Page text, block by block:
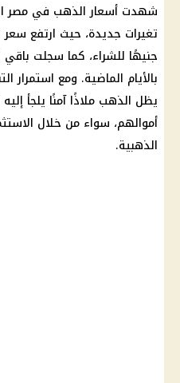
شهدت أسعار الذهب في مصر
تغيرات جديدة، حيث ارتفع سعر
جنيهًا للشراء، كما سجلت باقي
بالأيام الماضية. ومع استمرار
يظل الذهب ملاذًا آمنًا يلجأ
أموالهم، سواء من خلال
الذهبية.